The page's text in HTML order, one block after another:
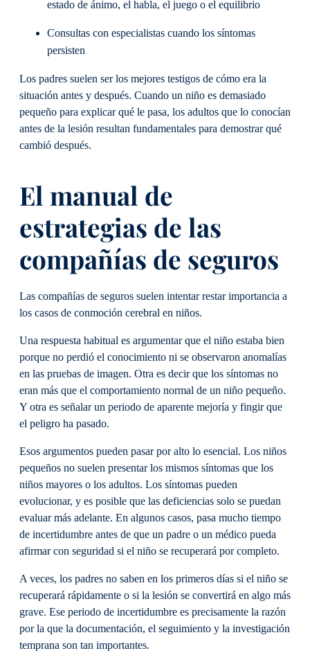
estado de ánimo, el habla, el juego o el equilibrio
Consultas con especialistas cuando los síntomas
persisten
Los padres suelen ser los mejores testigos de cómo era la
situación antes y después. Cuando un niño es demasiado
pequeño para explicar qué le pasa, los adultos que lo conocían
antes de la lesión resultan fundamentales para demostrar qué
cambió después.
El manual de
estrategias de las
compañías de seguros
Las compañías de seguros suelen intentar restar importancia a
los casos de conmoción cerebral en niños.
Una respuesta habitual es argumentar que el niño estaba bien
porque no perdió el conocimiento ni se observaron anomalías
en las pruebas de imagen. Otra es decir que los síntomas no
eran más que el comportamiento normal de un niño pequeño.
Y otra es señalar un periodo de aparente mejoría y fingir que
el peligro ha pasado.
Esos argumentos pueden pasar por alto lo esencial. Los niños
pequeños no suelen presentar los mismos síntomas que los
niños mayores o los adultos. Los síntomas pueden
evolucionar, y es posible que las deficiencias solo se puedan
evaluar más adelante. En algunos casos, pasa mucho tiempo
de incertidumbre antes de que un padre o un médico pueda
afirmar con seguridad si el niño se recuperará por completo.
A veces, los padres no saben en los primeros días si el niño se
recuperará rápidamente o si la lesión se convertirá en algo más
grave. Ese periodo de incertidumbre es precisamente la razón
por la que la documentación, el seguimiento y la investigación
temprana son tan importantes.